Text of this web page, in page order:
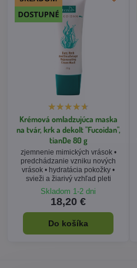
Krémová omladzujúca maska
na tvár, krk a dekolt "Fucoidan",
tianDe 80 g
zjemnenie mimických vrások •
predchádzanie vzniku nových
vrások • hydratácia pokožky •
svieži a žiarivý vzhľad pleti
Skladom 1-2 dni
18,20 €
Do košíka